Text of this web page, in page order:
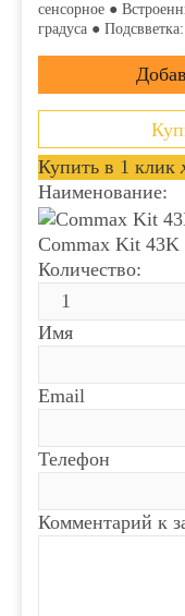
сенсорное ●
градуса ●
Купить в 1 клик
Наименование:
Commax Kit 43K
Количество:
Имя
Email
Телефон
Комментарий к